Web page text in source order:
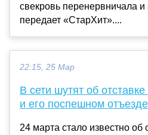
свекровь перенервничала и
передает «СтарХит»....
22:15, 25 Мар
В сети шутят об
и его поспешном
24 марта стало известно об